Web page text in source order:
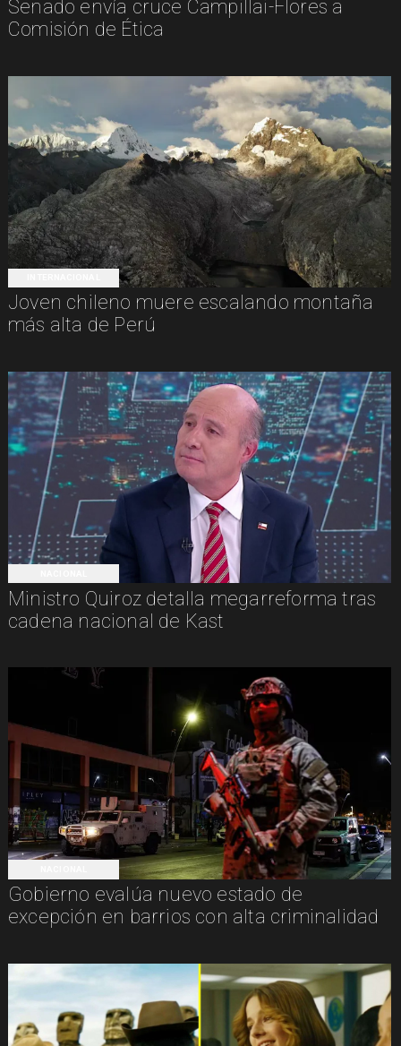
Senado envía cruce Campillai-Flores a
Comisión de Ética
Joven chileno muere escalando montaña
más alta de Perú
Ministro Quiroz detalla megarreforma tras
cadena nacional de Kast
Gobierno evalúa nuevo estado de
excepción en barrios con alta criminalidad